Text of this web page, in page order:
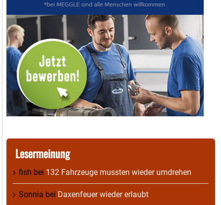
Lesermeinung
fish bei 132 Fahrzeuge mussten wieder umdrehen
Sonnia bei Daxenfeuer wieder erlaubt